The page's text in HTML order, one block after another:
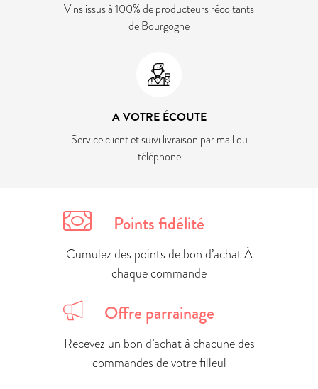
Vins issus à 100% de producteurs récoltants
de Bourgogne
A VOTRE ÉCOUTE
Service client et suivi livraison par mail ou
téléphone
Points fidélité
Cumulez des points de bon d’achat À
chaque commande
Offre parrainage
Recevez un bon d’achat à chacune des
commandes de votre filleul